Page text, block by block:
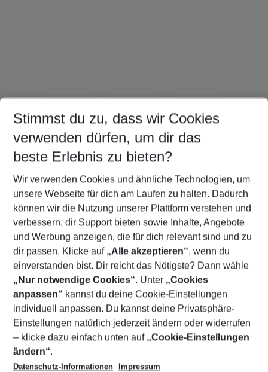
Flug & Hotel St. Pete Beach
Frübucher Angebote St. Pete Beach für 2026
Familienurlaub St. Pete Beach
Footer
Footer navigation
Über uns
AGB
Bestpreisgarantie
Cookie-Einstellungen ändern
Agenturbetreuung
Stimmst du zu, dass wir Cookies
verwenden dürfen, um dir das
beste Erlebnis zu bieten?
Wir verwenden Cookies und ähnliche Technologien, um
unsere Webseite für dich am Laufen zu halten. Dadurch
können wir die Nutzung unserer Plattform verstehen und
verbessern, dir Support bieten sowie Inhalte, Angebote
und Werbung anzeigen, die für dich relevant sind und zu
dir passen. Klicke auf „Alle akzeptieren“, wenn du
einverstanden bist. Dir reicht das Nötigste? Dann wähle
„Nur notwendige Cookies“. Unter „Cookies
anpassen“ kannst du deine Cookie-Einstellungen
individuell anpassen. Du kannst deine Privatsphäre-
Einstellungen natürlich jederzeit ändern oder widerrufen
– klicke dazu einfach unten auf „Cookie-Einstellungen
ändern“.
Datenschutz-Informationen Impressum